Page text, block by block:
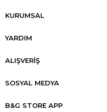
KURUMSAL
YARDIM
ALIŞVERİŞ
SOSYAL MEDYA
B&G STORE APP